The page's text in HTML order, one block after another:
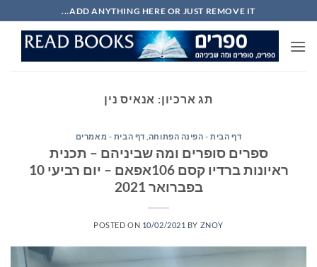
to
content
ADD ANYTHING HERE OR JUST REMOVE IT...
תג ארכיון: אנאיס נין
דף הבית - הפינה הפתוחה דף הבית - מאמרים
ספרים סופרים ומה שביניהם – תכנית
ראיונות ברדיו קסם 106אפאם – יום רביעי 10
בפברואר 2021
POSTED ON 10/02/2021 BY ZNOY